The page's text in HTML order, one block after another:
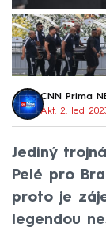
CNN Prima
Akt. 2. led
Jediný
Pelé pro
proto je
legendou